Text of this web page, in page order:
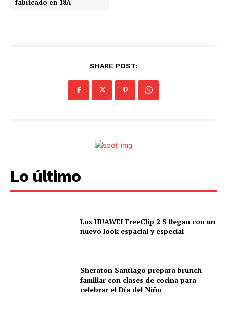
fabricado en 18A
SHARE POST:
Lo último
Los HUAWEI FreeClip 2 S llegan con un
nuevo look espacial y especial
Sheraton Santiago prepara brunch
familiar con clases de cocina para
celebrar el Día del Niño